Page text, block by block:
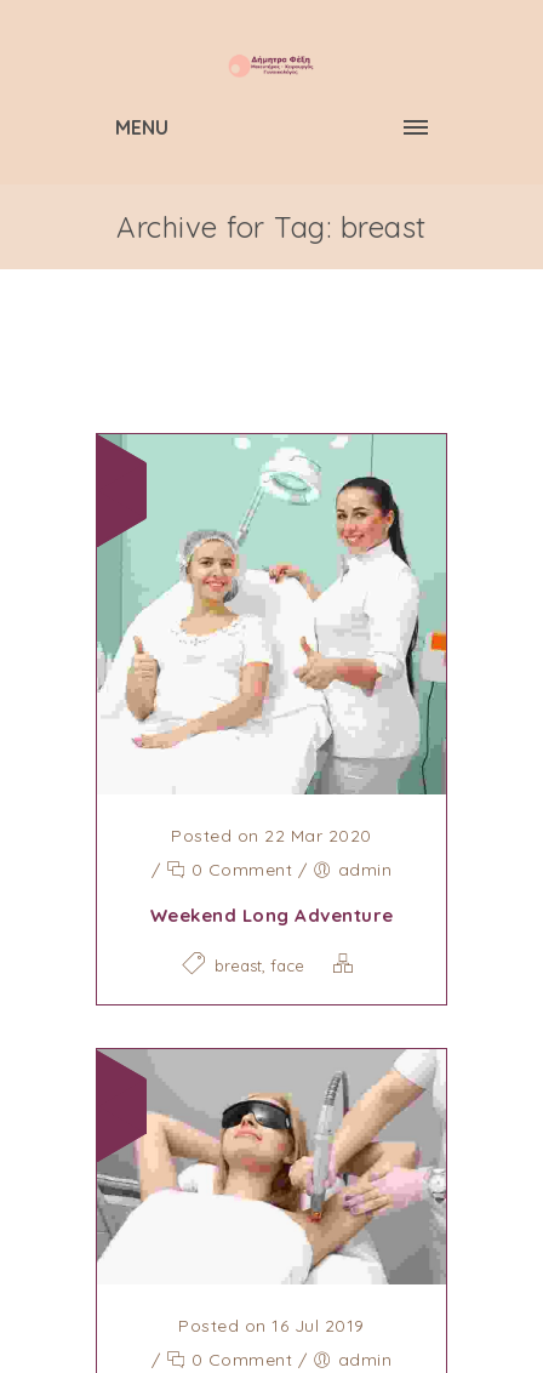
MENU
Archive for Tag: breast
Posted on 22 Mar 2020
/
0 Comment / admin
Weekend Long Adventure
breast, face
Posted on 16 Jul 2019
/
0 Comment / admin